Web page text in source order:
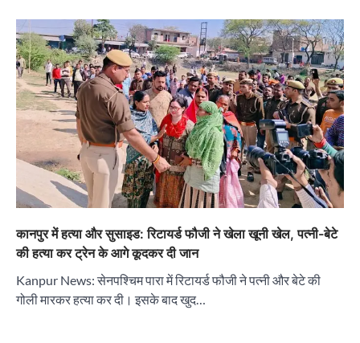
कानपुर में हत्या और सुसाइड: रिटायर्ड फौजी ने खेला खूनी खेल, पत्नी-बेटे
की हत्या कर ट्रेन के आगे कूदकर दी जान
Kanpur News: सेनपश्चिम पारा में रिटायर्ड फौजी ने पत्नी और बेटे की
गोली मारकर हत्या कर दी। इसके बाद खुद…